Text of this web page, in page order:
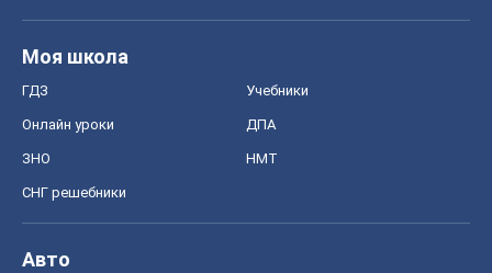
Моя школа
ГДЗ Учебники
Онлайн уроки ДПА
ЗНО НМТ
СНГ решебники
Авто